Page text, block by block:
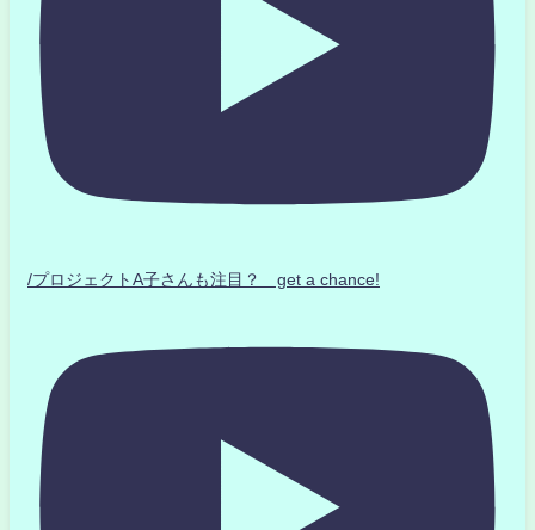
/プロジェクトA子さんも注目？ get a chance!